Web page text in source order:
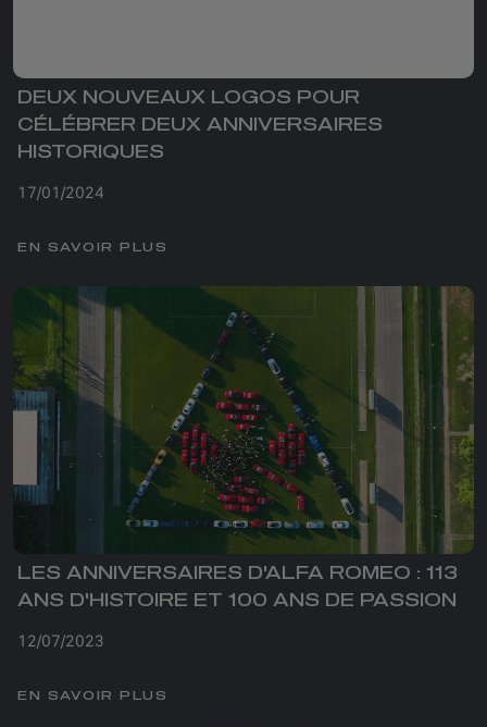
DEUX NOUVEAUX LOGOS POUR
CÉLÉBRER DEUX ANNIVERSAIRES
HISTORIQUES
17/01/2024
EN SAVOIR PLUS
LES ANNIVERSAIRES D'ALFA ROMEO : 113
ANS D'HISTOIRE ET 100 ANS DE PASSION
12/07/2023
EN SAVOIR PLUS